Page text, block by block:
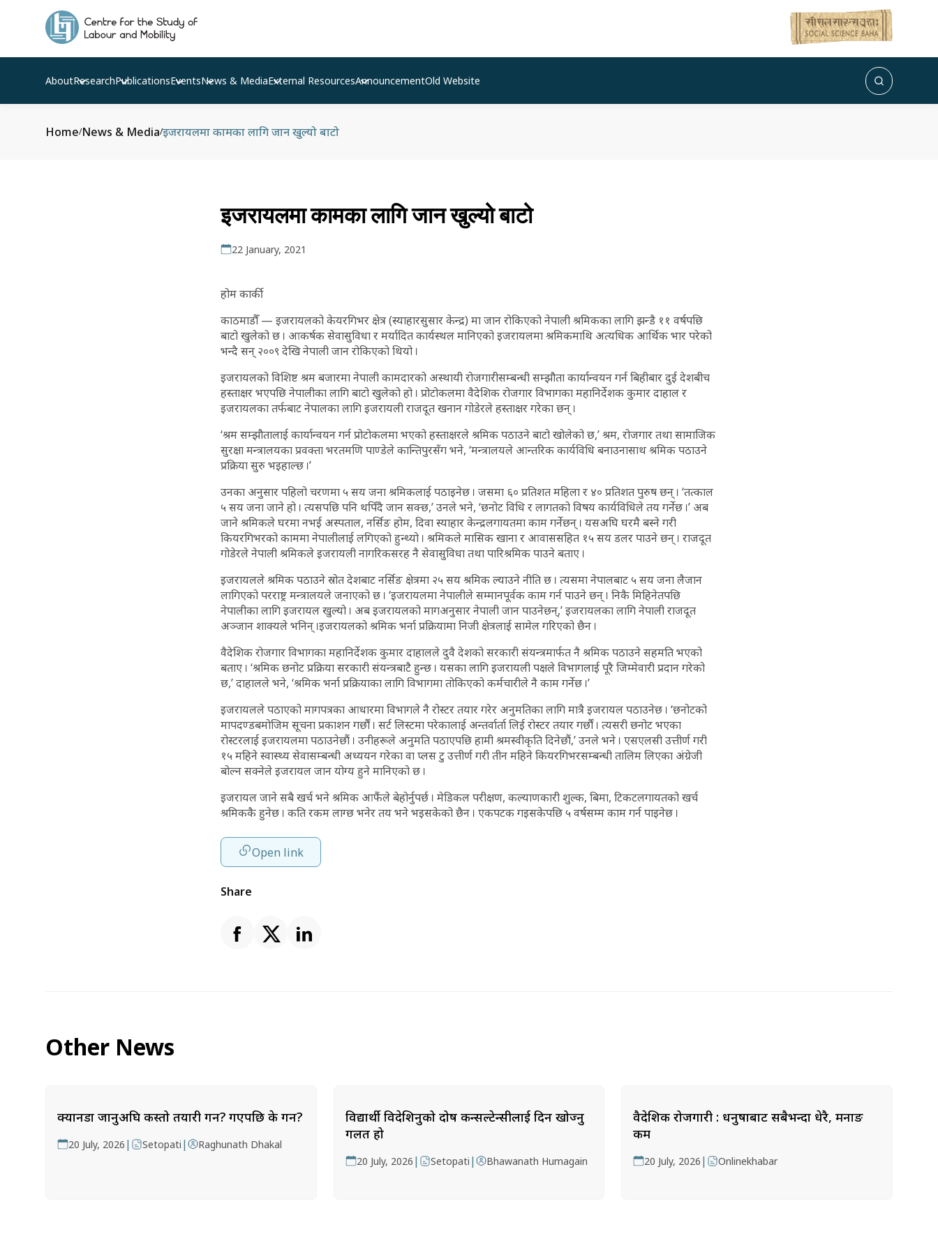
AboutResearchPublicationsEventsNews & MediaExternal ResourcesAnnouncementOld Website
Home/News & Media/इजरायलमा कामका लागि जान खुल्यो बाटो
इजरायलमा कामका लागि जान खुल्यो बाटो
22 January, 2021
होम कार्की
काठमाडौँ — इजरायलको केयरगिभर क्षेत्र (स्याहारसुसार केन्द्र) मा जान रोकिएको नेपाली श्रमिकका लागि झन्डै ११ वर्षपछि
बाटो खुलेको छ । आकर्षक सेवासुविधा र मर्यादित कार्यस्थल मानिएको इजरायलमा श्रमिकमाथि अत्यधिक आर्थिक भार परेको
भन्दै सन् २००९ देखि नेपाली जान रोकिएको थियो ।
इजरायलको विशिष्ट श्रम बजारमा नेपाली कामदारको अस्थायी रोजगारीसम्बन्धी सम्झौता कार्यान्वयन गर्न बिहीबार दुई देशबीच
हस्ताक्षर भएपछि नेपालीका लागि बाटो खुलेको हो । प्रोटोकलमा वैदेशिक रोजगार विभागका महानिर्देशक कुमार दाहाल र
इजरायलका तर्फबाट नेपालका लागि इजरायली राजदूत खनान गोडेरले हस्ताक्षर गरेका छन् ।
‘श्रम सम्झौतालाई कार्यान्वयन गर्न प्रोटोकलमा भएको हस्ताक्षरले श्रमिक पठाउने बाटो खोलेको छ,’ श्रम, रोजगार तथा सामाजिक
सुरक्षा मन्त्रालयका प्रवक्ता भरतमणि पाण्डेले कान्तिपुरसँग भने, ‘मन्त्रालयले आन्तरिक कार्यविधि बनाउनासाथ श्रमिक पठाउने
प्रक्रिया सुरु भइहाल्छ ।’
उनका अनुसार पहिलो चरणमा ५ सय जना श्रमिकलाई पठाइनेछ । जसमा ६० प्रतिशत महिला र ४० प्रतिशत पुरुष छन् । ‘तत्काल
५ सय जना जाने हो । त्यसपछि पनि थपिँदै जान सक्छ,’ उनले भने, ‘छनोट विधि र लागतको विषय कार्यविधिले तय गर्नेछ ।’ अब
जाने श्रमिकले घरमा नभई अस्पताल, नर्सिङ होम, दिवा स्याहार केन्द्रलगायतमा काम गर्नेछन् । यसअघि घरमै बस्ने गरी
कियरगिभरको काममा नेपालीलाई लगिएको हुन्थ्यो । श्रमिकले मासिक खाना र आवाससहित १५ सय डलर पाउने छन् । राजदूत
गोडेरले नेपाली श्रमिकले इजरायली नागरिकसरह नै सेवासुविधा तथा पारिश्रमिक पाउने बताए ।
इजरायलले श्रमिक पठाउने स्रोत देशबाट नर्सिङ क्षेत्रमा २५ सय श्रमिक ल्याउने नीति छ । त्यसमा नेपालबाट ५ सय जना लैजान
लागिएको परराष्ट्र मन्त्रालयले जनाएको छ । ‘इजरायलमा नेपालीले सम्मानपूर्वक काम गर्न पाउने छन् । निकै मिहिनेतपछि
नेपालीका लागि इजरायल खुल्यो । अब इजरायलको मागअनुसार नेपाली जान पाउनेछन्,’ इजरायलका लागि नेपाली राजदूत
अञ्जान शाक्यले भनिन् ।इजरायलको श्रमिक भर्ना प्रक्रियामा निजी क्षेत्रलाई सामेल गरिएको छैन ।
वैदेशिक रोजगार विभागका महानिर्देशक कुमार दाहालले दुवै देशको सरकारी संयन्त्रमार्फत नै श्रमिक पठाउने सहमति भएको
बताए । ‘श्रमिक छनोट प्रक्रिया सरकारी संयन्त्रबाटै हुन्छ । यसका लागि इजरायली पक्षले विभागलाई पूरै जिम्मेवारी प्रदान गरेको
छ,’ दाहालले भने, ‘श्रमिक भर्ना प्रक्रियाका लागि विभागमा तोकिएको कर्मचारीले नै काम गर्नेछ ।’
इजरायलले पठाएको मागपत्रका आधारमा विभागले नै रोस्टर तयार गरेर अनुमतिका लागि मात्रै इजरायल पठाउनेछ । ‘छनोटको
मापदण्डबमोजिम सूचना प्रकाशन गर्छौं । सर्ट लिस्टमा परेकालाई अन्तर्वार्ता लिई रोस्टर तयार गर्छौं । त्यसरी छनोट भएका
रोस्टरलाई इजरायलमा पठाउनेछौं । उनीहरूले अनुमति पठाएपछि हामी श्रमस्वीकृति दिनेछौं,’ उनले भने । एसएलसी उत्तीर्ण गरी
१५ महिने स्वास्थ्य सेवासम्बन्धी अध्ययन गरेका वा प्लस टु उत्तीर्ण गरी तीन महिने कियरगिभरसम्बन्धी तालिम लिएका अंग्रेजी
बोल्न सक्नेले इजरायल जान योग्य हुने मानिएको छ ।
इजरायल जाने सबै खर्च भने श्रमिक आफैंले बेहोर्नुपर्छ । मेडिकल परीक्षण, कल्याणकारी शुल्क, बिमा, टिकटलगायतको खर्च
श्रमिककै हुनेछ । कति रकम लाग्छ भनेर तय भने भइसकेको छैन । एकपटक गइसकेपछि ५ वर्षसम्म काम गर्न पाइनेछ ।
Open link
Share
Other News
क्यानडा जानुअघि कस्तो तयारी गर्ने? गएपछि के गर्ने?
20 July, 2026 | Setopati | Raghunath Dhakal
विद्यार्थी विदेशिनुको दोष कन्सल्टेन्सीलाई दिन खोज्नु
गलत हो
20 July, 2026 | Setopati | Bhawanath Humagain
वैदेशिक रोजगारी : धनुषाबाट सबैभन्दा धेरै, मनाङ
कम
20 July, 2026 | Onlinekhabar